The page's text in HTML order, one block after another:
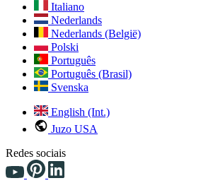
Italiano
Nederlands
Nederlands (België)
Polski
Português
Português (Brasil)
Svenska
English (Int.)
Juzo USA
Redes sociais